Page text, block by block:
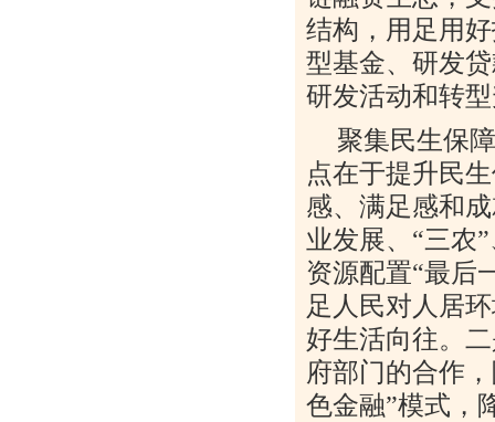
结构，用足用
型基金、研发
研发活动和转
聚集民生保
点在于提升民
感、满足感和
业发展、 “三农”
资源配置“最后
足人民对人居
好生活向往。
府部门的合作
色金融”模式，